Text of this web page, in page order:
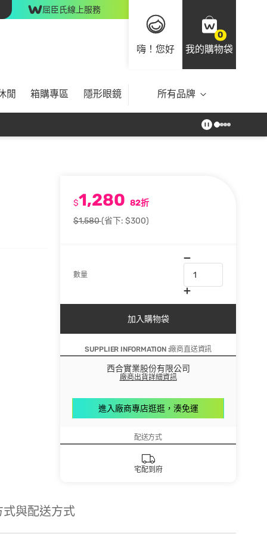
屈臣氏線上服務
嗨！您好
0
我的購物袋
閒 箱購專區 隱形眼鏡 所有品牌
$1,280 82折
$1,580(省下: $300)
數量
加入購物袋
SUPPLIER INFORMATION :廠商直送資訊
西合實業股份有限公司
廠商出貨詳細資訊
進入廠商專店逛逛，湊免運
配送方式
宅配到府
式與配送方式